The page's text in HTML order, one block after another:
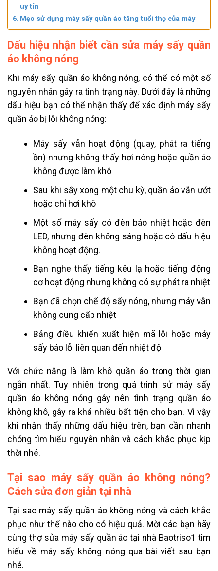
uy tín
Mẹo sử dụng máy sấy quần áo tăng tuổi thọ của máy
Dấu hiệu nhận biết cần sửa máy sấy quần
áo không nóng
Khi máy sấy quần áo không nóng, có thể có một số
nguyên nhân gây ra tình trạng này. Dưới đây là những
dấu hiệu bạn có thể nhận thấy để xác định máy sấy
quần áo bị lỗi không nóng:
Máy sấy vẫn hoạt động (quay, phát ra tiếng
ồn) nhưng không thấy hơi nóng hoặc quần áo
không được làm khô
Sau khi sấy xong một chu kỳ, quần áo vẫn ướt
hoặc chỉ hơi khô
Một số máy sấy có đèn báo nhiệt hoặc đèn
LED, nhưng đèn không sáng hoặc có dấu hiệu
không hoạt động.
Bạn nghe thấy tiếng kêu lạ hoặc tiếng động
cơ hoạt động nhưng không có sự phát ra nhiệt
Bạn đã chọn chế độ sấy nóng, nhưng máy vẫn
không cung cấp nhiệt
Bảng điều khiển xuất hiện mã lỗi hoặc máy
sấy báo lỗi liên quan đến nhiệt độ
Với chức năng là làm khô quần áo trong thời gian
ngắn nhất. Tuy nhiên trong quá trình sử máy sấy
quần áo không nóng gây nên tình trạng quần áo
không khô, gây ra khá nhiều bất tiện cho bạn. Vì vậy
khi nhận thấy những dấu hiệu trên, bạn cần nhanh
chóng tìm hiểu nguyên nhân và cách khắc phục kịp
thời nhé.
Tại sao máy sấy quần áo không nóng?
Cách sửa đơn giản tại nhà
Tại sao máy sấy quần áo không nóng và cách khắc
phục như thế nào cho có hiệu quả. Mời các bạn hãy
cùng thợ sửa máy sấy quần áo tại nhà Baotriso1 tìm
hiểu về máy sấy không nóng qua bài viết sau bạn
nhé.